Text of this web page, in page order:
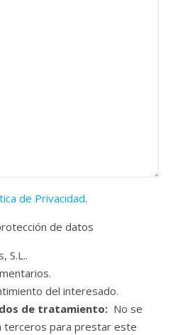
de Privacidad.
de datos
S.L..
del interesado.
de tratamiento: No se
terceros para prestar este